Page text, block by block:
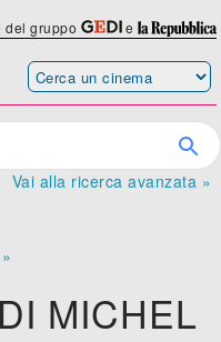
del gruppo e
Vai alla ricerca avanzata »
MICHEL